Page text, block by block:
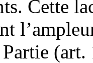
Cette
(art.